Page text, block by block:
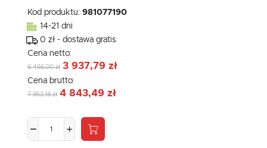
Kod produktu: 981077190
14-21 dni
0 zł - dostawa gratis
Cena netto:
6 466,00 zł 3 937,79 zł
Cena brutto:
7 953,18 zł 4 843,49 zł